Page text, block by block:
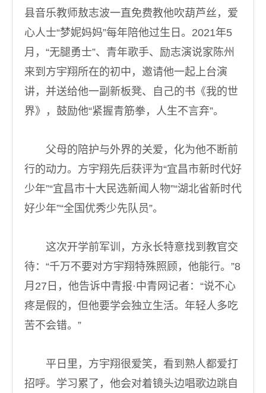
县音乐教师敖志波一直免费教他吹葫芦丝，爱
心人士“梦妮妈妈”每年陪他过生日。2021年5
月，“无腿勇士”、青年歌手、励志演说家陈州
来到方宇翔所在的初中，邀请他一起上台演
讲，并送给他一副新板凳、自己的书《我的世
界》，鼓励他“紧握青筋拳，人生不言弃”。
父母的陪护与外界的关爱，化为他不断前
行的动力。方宇翔先后获评为“宜昌市新时代好
少年”“宜昌市十大民选新闻人物”“湖北省新时代
好少年”“全国优秀少先队员”。
这次开学前军训，方永长特意找到教官交
待：“千万不要对方宇翔特殊照顾，他能行。”8
月27日，他告诉中青报·中青网记者：“说不心
疼是假的，但他要学会独立生活。年轻人多吃
苦不会错。”
平日里，方宇翔很爱笑，看到熟人都爱打
招呼。学习累了，他会对着镜头边唱歌边跳自